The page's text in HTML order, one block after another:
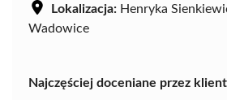
Lokalizacja: Henryka
Wadowice
Najczęściej doceniane przez